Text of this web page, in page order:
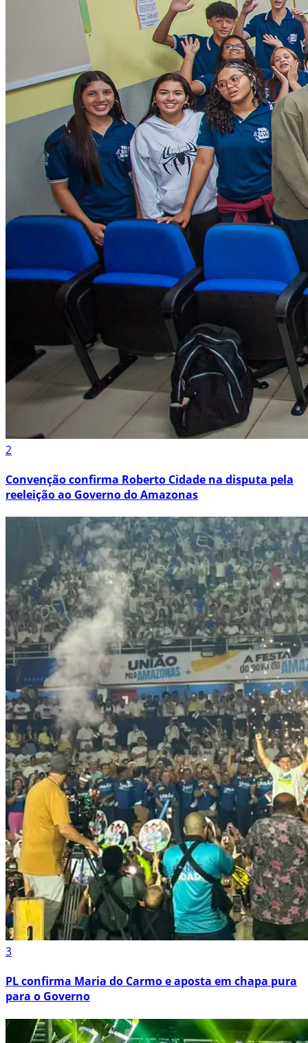
2
Convenção confirma Roberto Cidade na disputa pela
reeleição ao Governo do Amazonas
3
PL confirma Maria do Carmo e aposta em chapa pura
para o Governo